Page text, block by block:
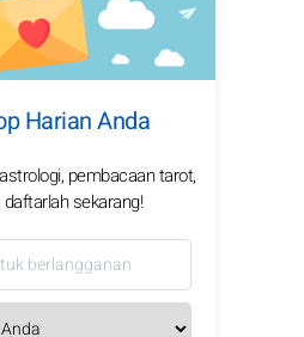
Harian Anda
pembacaan tarot,
sekarang!